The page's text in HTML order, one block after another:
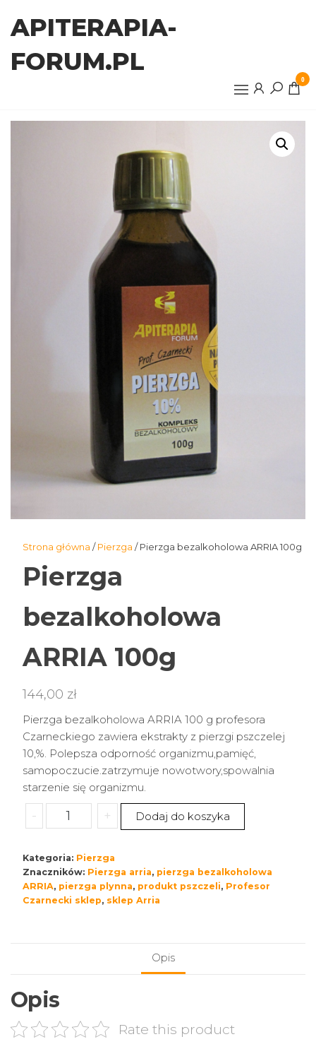
APITERAPIA-
FORUM.PL
0
Strona główna /Pierzga / Pierzga bezalkoholowa ARRIA 100g
Pierzga
bezalkoholowa
ARRIA 100g
144,00 zł
Pierzga bezalkoholowa ARRIA 100 g profesora
Czarneckiego zawiera ekstrakty z pierzgi pszczelej
10,%. Polepsza odporność organizmu,pamięć,
samopoczucie.zatrzymuje nowotwory,spowalnia
starzenie się organizmu.
-
ilość
Pierzga
ARRIA
100g
+ Dodaj do koszyka
Kategoria: Pierzga
Znaczników: Pierzga arria, pierzga bezalkoholowa
ARRIA, pierzga plynna, produkt pszczeli, Profesor
Czarnecki sklep, sklep Arria
Opis
Opis
Rate this product